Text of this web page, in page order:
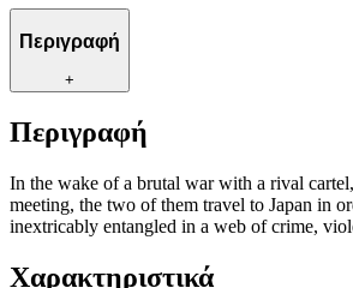
Περιγραφή
+
Περιγραφή
In the wake of a brutal war with a rival
meeting, the two of them travel to Japan in
inextricably entangled in a web of crime,
Χαρακτηριστικά